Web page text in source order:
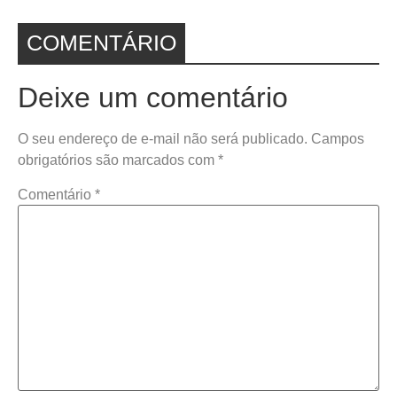
COMENTÁRIO
Deixe um comentário
O seu endereço de e-mail não será publicado. Campos
obrigatórios são marcados com *
Comentário *